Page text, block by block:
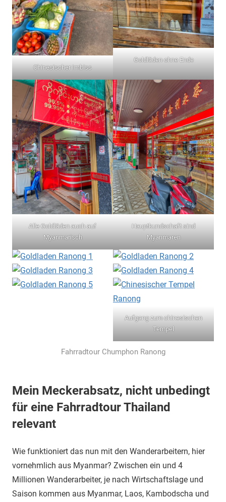
Chinesischer Imbiss
Goldläden ohne Ende
Alle Goldläden auch auf
Myanmarisch
Hauptkundschaft sind
Myanmaren
Aufgang zum chinesischen
Tempel
Fahrradtour Chumphon Ranong
Mein Meckerabsatz, nicht unbedingt
für eine Fahrradtour Thailand
relevant
Wie funktioniert das nun mit den Wanderarbeitern, hier
vornehmlich aus Myanmar? Zwischen ein und 4
Millionen Wanderarbeiter, je nach Wirtschaftslage und
Saison kommen aus Myanmar, Laos, Kambodscha und